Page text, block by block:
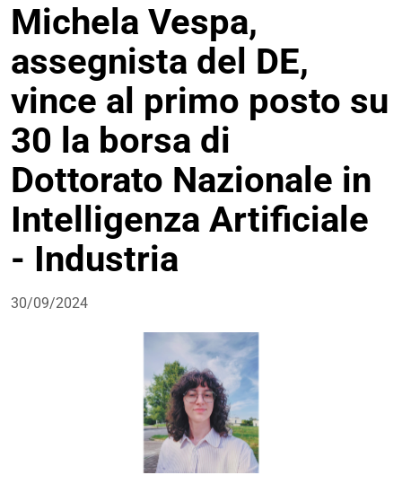
Michela Vespa,
assegnista del DE,
vince al primo posto su
30 la borsa di
Dottorato Nazionale in
Intelligenza Artificiale
- Industria
30/09/2024